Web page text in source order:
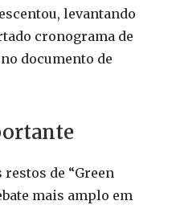
levantando
cronograma de
documento de
de “Green
mais amplo em